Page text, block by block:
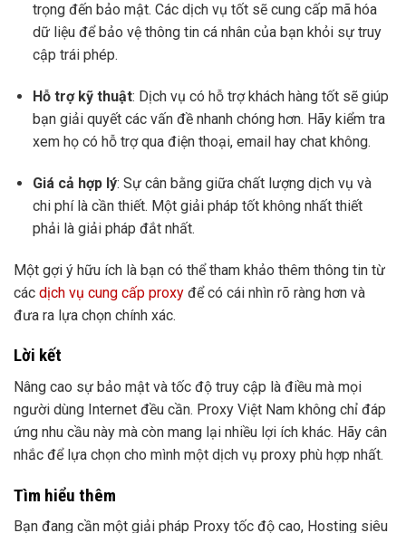
trọng đến bảo mật. Các dịch vụ tốt sẽ cung cấp mã hóa
dữ liệu để bảo vệ thông tin cá nhân của bạn khỏi sự truy
cập trái phép.
Hỗ trợ kỹ thuật: Dịch vụ có hỗ trợ khách hàng tốt sẽ giúp
bạn giải quyết các vấn đề nhanh chóng hơn. Hãy kiểm tra
xem họ có hỗ trợ qua điện thoại, email hay chat không.
Giá cả hợp lý: Sự cân bằng giữa chất lượng dịch vụ và
chi phí là cần thiết. Một giải pháp tốt không nhất thiết
phải là giải pháp đắt nhất.
Một gợi ý hữu ích là bạn có thể tham khảo thêm thông tin từ
các dịch vụ cung cấp proxy để có cái nhìn rõ ràng hơn và
đưa ra lựa chọn chính xác.
Lời kết
Nâng cao sự bảo mật và tốc độ truy cập là điều mà mọi
người dùng Internet đều cần. Proxy Việt Nam không chỉ đáp
ứng nhu cầu này mà còn mang lại nhiều lợi ích khác. Hãy cân
nhắc để lựa chọn cho mình một dịch vụ proxy phù hợp nhất.
Tìm hiểu thêm
Bạn đang cần một giải pháp Proxy tốc độ cao, Hosting siêu